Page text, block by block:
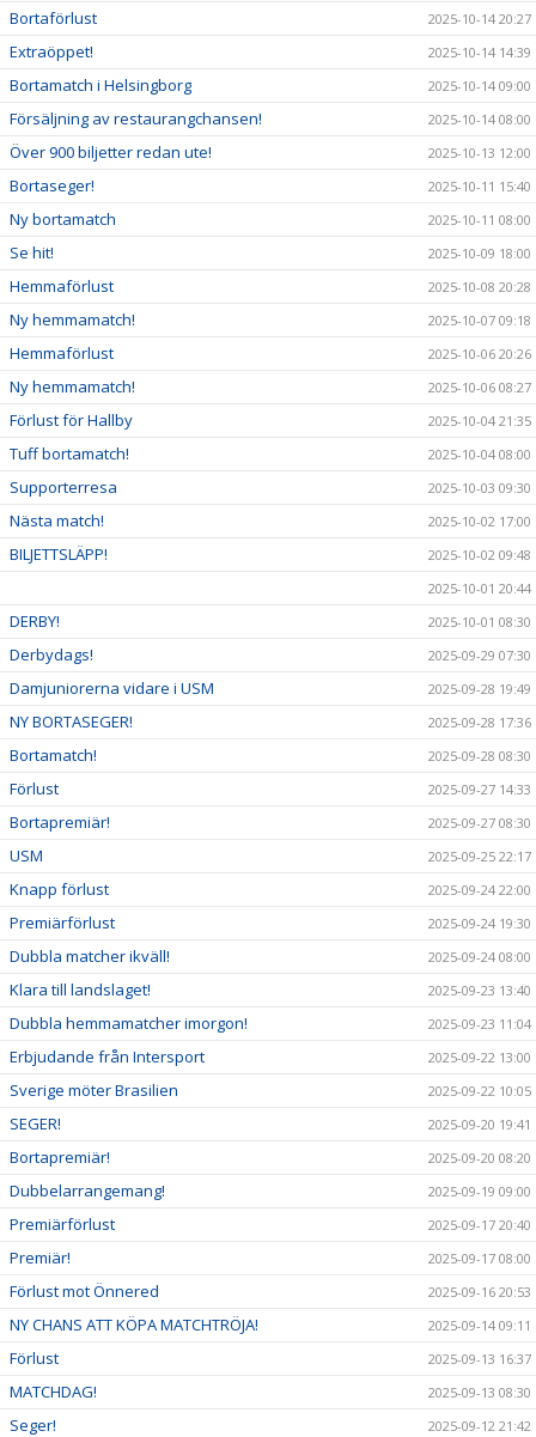
Bortaförlust 2025-10-14 20:27
Extraöppet! 2025-10-14 14:39
Bortamatch i Helsingborg 2025-10-14 09:00
Försäljning av restaurangchansen! 2025-10-14 08:00
Över 900 biljetter redan ute! 2025-10-13 12:00
Bortaseger! 2025-10-11 15:40
Ny bortamatch 2025-10-11 08:00
Se hit! 2025-10-09 18:00
Hemmaförlust 2025-10-08 20:28
Ny hemmamatch! 2025-10-07 09:18
Hemmaförlust 2025-10-06 20:26
Ny hemmamatch! 2025-10-06 08:27
Förlust för Hallby 2025-10-04 21:35
Tuff bortamatch! 2025-10-04 08:00
Supporterresa 2025-10-03 09:30
Nästa match! 2025-10-02 17:00
BILJETTSLÄPP!
2025-10-02 09:48
2025-10-01 20:44
DERBY! 2025-10-01 08:30
Derbydags! 2025-09-29 07:30
Damjuniorerna vidare i USM 2025-09-28 19:49
NY BORTASEGER! 2025-09-28 17:36
Bortamatch! 2025-09-28 08:30
Förlust 2025-09-27 14:33
Bortapremiär! 2025-09-27 08:30
USM 2025-09-25 22:17
Knapp förlust 2025-09-24 22:00
Premiärförlust 2025-09-24 19:30
Dubbla matcher ikväll! 2025-09-24 08:00
Klara till landslaget! 2025-09-23 13:40
Dubbla hemmamatcher imorgon! 2025-09-23 11:04
Erbjudande från Intersport 2025-09-22 13:00
Sverige möter Brasilien 2025-09-22 10:05
SEGER! 2025-09-20 19:41
Bortapremiär! 2025-09-20 08:20
Dubbelarrangemang! 2025-09-19 09:00
Premiärförlust 2025-09-17 20:40
Premiär! 2025-09-17 08:00
Förlust mot Önnered 2025-09-16 20:53
NY CHANS ATT KÖPA MATCHTRÖJA! 2025-09-14 09:11
Förlust 2025-09-13 16:37
MATCHDAG! 2025-09-13 08:30
Seger! 2025-09-12 21:42